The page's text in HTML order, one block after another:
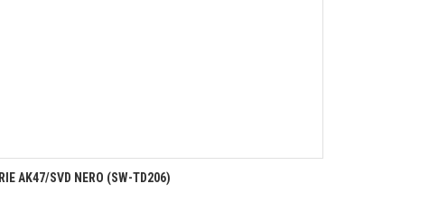
AK47/SVD NERO (SW-TD206)